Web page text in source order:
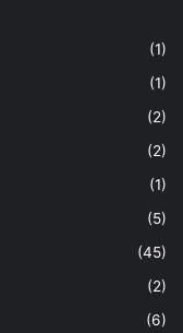
(1)
(1)
(2)
(2)
(1)
(5)
(45)
(2)
(6)